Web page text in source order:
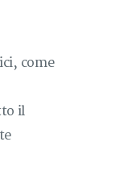
come
il